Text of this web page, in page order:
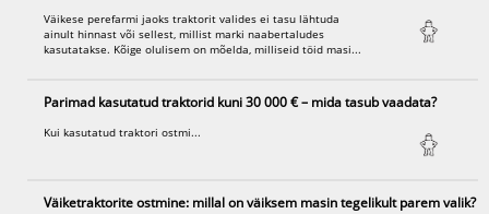
Väikese perefarmi jaoks traktorit valides ei tasu lähtuda
ainult hinnast või sellest, millist marki naabertaludes
kasutatakse. Kõige olulisem on mõelda, milliseid töid masi...
Parimad kasutatud traktorid kuni 30 000 € – mida tasub vaadata?
Kui kasutatud traktori ostmi...
Väiketraktorite ostmine: millal on väiksem masin tegelikult parem valik?